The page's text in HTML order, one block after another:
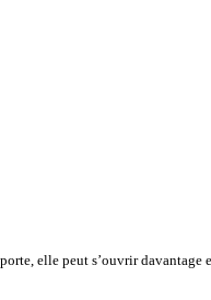
elle peut s’ouvrir davantage